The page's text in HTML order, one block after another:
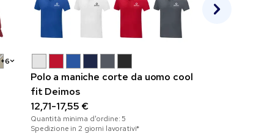
+6
Polo a maniche corte da uomo cool
fit Deimos
12,71-17,55 €
Quantità minima d'ordine:5
Spedizione in 2 giorni lavorativi*